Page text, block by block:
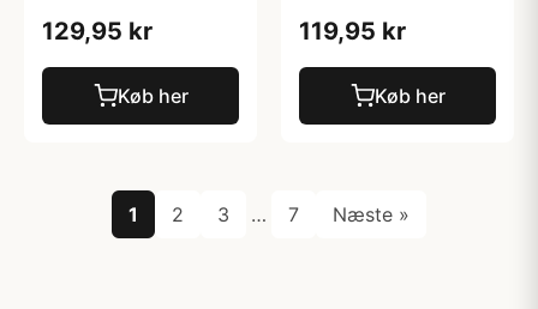
129,95 kr
Køb her
119,95 kr
Køb her
1 2 3 … 7 Næste »